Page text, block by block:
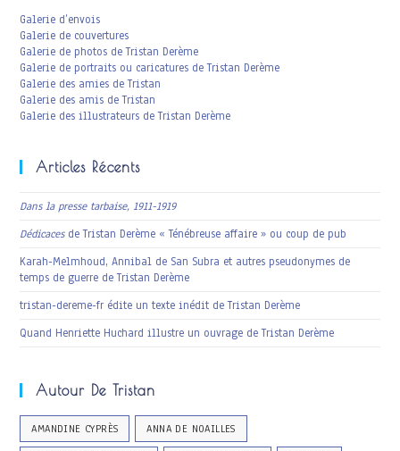
Galerie d’envois
Galerie de couvertures
Galerie de photos de Tristan Derème
Galerie de portraits ou caricatures de Tristan Derème
Galerie des amies de Tristan
Galerie des amis de Tristan
Galerie des illustrateurs de Tristan Derème
Articles Récents
Dans la presse tarbaise, 1911-1919
Dédicacesde Tristan Derème « Ténébreuse affaire » ou coup de pub
Karah-Melmhoud, Annibal de San Subra et autres pseudonymes de
temps de guerre de Tristan Derème
tristan-dereme-fr édite un texte inédit de Tristan Derème
Quand Henriette Huchard illustre un ouvrage de Tristan Derème
Autour De Tristan
AMANDINE CYPRÈS ANNA DE NOAILLES